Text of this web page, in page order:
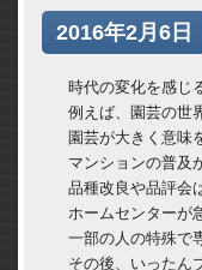
2016年2月6日
時代の変化を感じ
例えば、園芸の世
園芸が大きく意味
マンションの普及
品種改良や品評会
ホームセンターが
一部の人の特殊で
その後、いったん